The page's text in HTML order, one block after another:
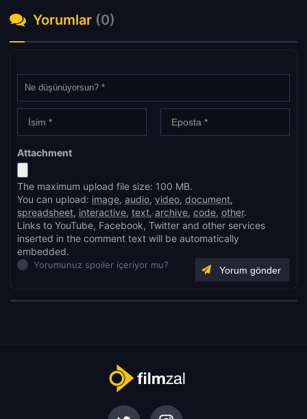
Yorumlar (0)
Attachment
The maximum upload file size: 100 MB.
You can upload: image, audio, video, document,
spreadsheet, interactive, text, archive, code, other.
Links to YouTube, Facebook, Twitter and other services
inserted in the comment text will be automatically
embedded.
Yorumunuz spoiler içeriyor mu?